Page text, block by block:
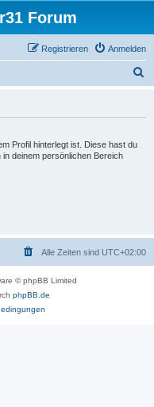
Forum
Anmelden
Registrieren
Profil hinterlegt ist. Diese hast du
deinem persönlichen Bereich
Alle Zeiten sind UTC+02:00
© phpBB Limited
phpBB.de